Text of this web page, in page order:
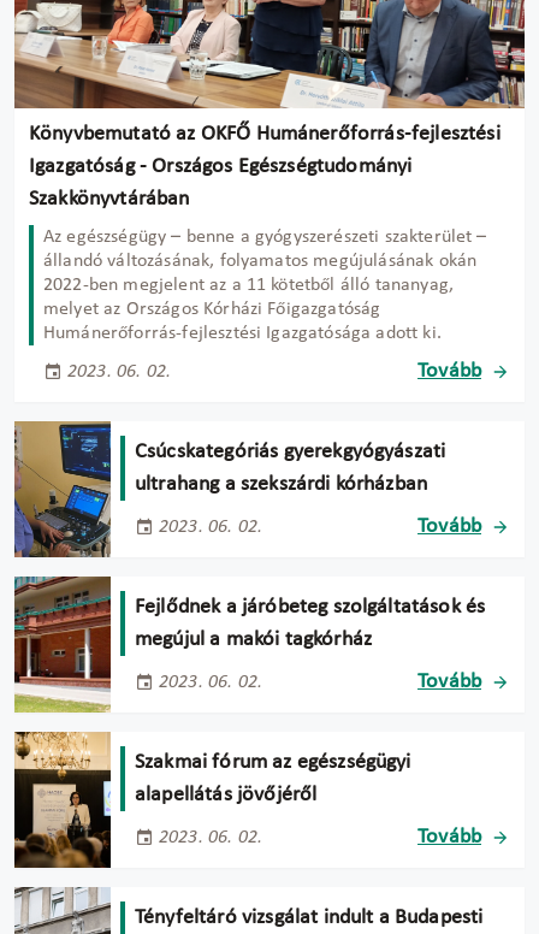
Könyvbemutató az OKFŐ Humánerőforrás-fejlesztési
Igazgatóság - Országos Egészségtudományi
Szakkönyvtárában
Az egészségügy – benne a gyógyszerészeti szakterület –
állandó változásának, folyamatos megújulásának okán
2022-ben megjelent az a 11 kötetből álló tananyag,
melyet az Országos Kórházi Főigazgatóság
Humánerőforrás-fejlesztési Igazgatósága adott ki.
2023. 06. 02.
Tovább
Csúcskategóriás gyerekgyógyászati
ultrahang a szekszárdi kórházban
2023. 06. 02. Tovább
Fejlődnek a járóbeteg szolgáltatások és
megújul a makói tagkórház
2023. 06. 02. Tovább
Szakmai fórum az egészségügyi
alapellátás jövőjéről
2023. 06. 02. Tovább
Tényfeltáró vizsgálat indult a Budapesti